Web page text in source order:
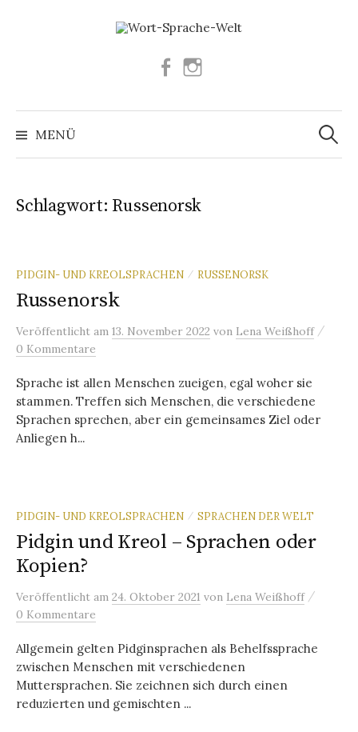
Facebook
MENÜ
Suchen
nach:
Schlagwort: Russenorsk
PIDGIN- UND KREOLSPRACHEN / RUSSENORSK
Russenorsk
Veröffentlicht am 13. November 2022 von Lena Weißhoff /
0 Kommentare
Sprache ist allen Menschen zueigen, egal woher sie
stammen. Treffen sich Menschen, die verschiedene
Sprachen sprechen, aber ein gemeinsames Ziel oder
Anliegen h...
PIDGIN- UND KREOLSPRACHEN / SPRACHEN DER WELT
Pidgin und Kreol – Sprachen oder
Kopien?
Veröffentlicht am 24. Oktober 2021 von Lena Weißhoff /
0 Kommentare
Allgemein gelten Pidginsprachen als Behelfssprache
zwischen Menschen mit verschiedenen
Muttersprachen. Sie zeichnen sich durch einen
reduzierten und gemischten ...